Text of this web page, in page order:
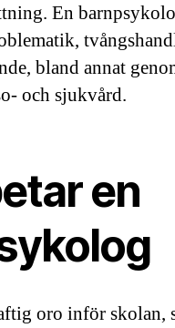
En
bland annat
och sjukvård.
en
oro inför skolan,